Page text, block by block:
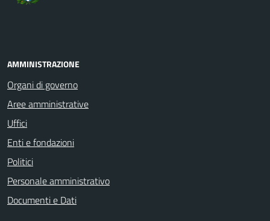
AMMINISTRAZIONE
Organi di governo
Aree amministrative
Uffici
Enti e fondazioni
Politici
Personale amministrativo
Documenti e Dati